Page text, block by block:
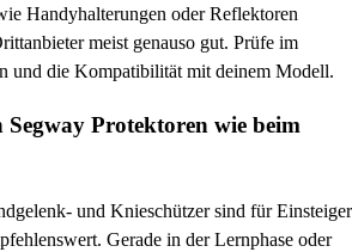
Handyhalterungen oder Reflektoren
meist genauso gut. Prüfe im
und die Kompatibilität mit deinem Modell.
Protektoren wie beim
und Knieschützer sind für Einsteiger
Gerade in der Lernphase oder